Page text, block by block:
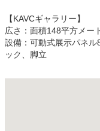
【KAVCギャラリー】
広さ：面積148平方メー
設備：可動式展示パネ
ック、脚立